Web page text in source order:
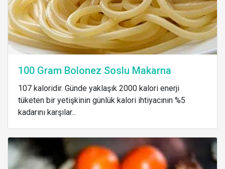
100 Gram Bolonez Soslu Makarna
107 kaloridir. Günde yaklaşık 2000 kalori enerji
tüketen bir yetişkinin günlük kalori ihtiyacının %5
kadarını karşılar...